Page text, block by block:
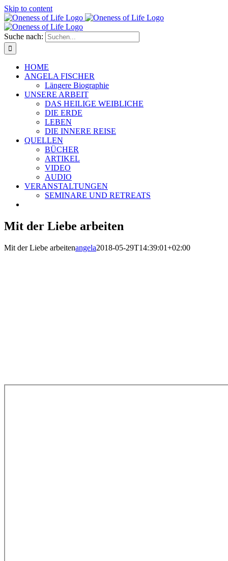
Skip to content
Suche nach:
HOME
ANGELA FISCHER
Längere Biographie
UNSERE ARBEIT
DAS HEILIGE WEIBLICHE
DIE ERDE
LEBEN
DIE INNERE REISE
QUELLEN
BÜCHER
ARTIKEL
VIDEO
AUDIO
VERANSTALTUNGEN
SEMINARE UND RETREATS
Mit der Liebe arbeiten
Mit der Liebe arbeitenangela2018-05-29T14:39:01+02:00